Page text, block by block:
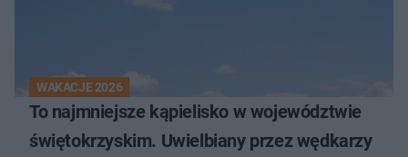
WAKACJE 2026
To najmniejsze kąpielisko w województwie
świętokrzyskim. Uwielbiany przez wędkarzy